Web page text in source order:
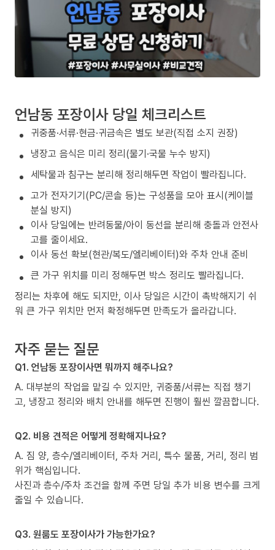
언남동 포장이사 당일 체크리스트
귀중품·서류·현금·귀금속은 별도 보관(직접 소지 권장)
냉장고 음식은 미리 정리(물기·국물 누수 방지)
세탁물과 침구는 분리해 정리해두면 작업이 빨라집니다.
고가 전자기기(PC/콘솔 등)는 구성품을 모아 표시(케이블
분실 방지)
이사 당일에는 반려동물/아이 동선을 분리해 충돌과 안전사
고를 줄이세요.
이사 동선 확보(현관/복도/엘리베이터)와 주차 안내 준비
큰 가구 위치를 미리 정해두면 박스 정리도 빨라집니다.
정리는 차후에 해도 되지만, 이사 당일은 시간이 촉박해지기 쉬
워 큰 가구 위치만 먼저 확정해두면 만족도가 올라갑니다.
자주 묻는 질문
Q1. 언남동 포장이사면 뭐까지 해주나요?
A. 대부분의 작업을 맡길 수 있지만, 귀중품/서류는 직접 챙기
고, 냉장고 정리와 배치 안내를 해두면 진행이 훨씬 깔끔합니다.
Q2. 비용 견적은 어떻게 정확해지나요?
A. 짐 양, 층수/엘리베이터, 주차 거리, 특수 물품, 거리, 정리 범
위가 핵심입니다.
사진과 층수/주차 조건을 함께 주면 당일 추가 비용 변수를 크게
줄일 수 있습니다.
Q3. 원룸도 포장이사가 가능한가요?